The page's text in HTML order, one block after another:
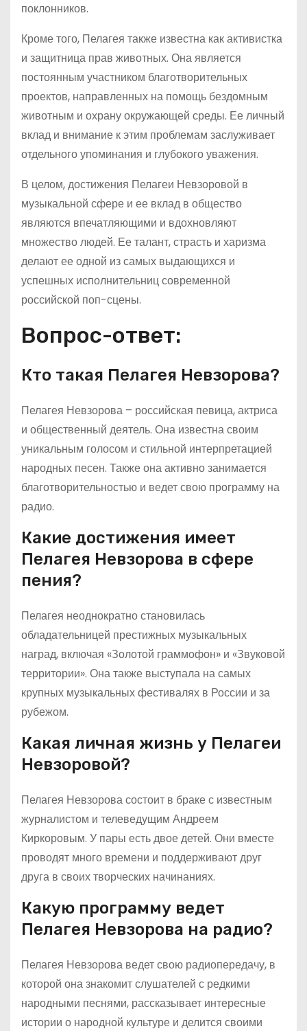
поклонников.
Кроме того, Пелагея также известна как активистка
и защитница прав животных. Она является
постоянным участником благотворительных
проектов, направленных на помощь бездомным
животным и охрану окружающей среды. Ее личный
вклад и внимание к этим проблемам заслуживает
отдельного упоминания и глубокого уважения.
В целом, достижения Пелагеи Невзоровой в
музыкальной сфере и ее вклад в общество
являются впечатляющими и вдохновляют
множество людей. Ее талант, страсть и харизма
делают ее одной из самых выдающихся и
успешных исполнительниц современной
российской поп-сцены.
Вопрос-ответ:
Кто такая Пелагея Невзорова?
Пелагея Невзорова – российская певица, актриса
и общественный деятель. Она известна своим
уникальным голосом и стильной интерпретацией
народных песен. Также она активно занимается
благотворительностью и ведет свою программу на
радио.
Какие достижения имеет
Пелагея Невзорова в сфере
пения?
Пелагея неоднократно становилась
обладательницей престижных музыкальных
наград, включая «Золотой граммофон» и «Звуковой
территории». Она также выступала на самых
крупных музыкальных фестивалях в России и за
рубежом.
Какая личная жизнь у Пелагеи
Невзоровой?
Пелагея Невзорова состоит в браке с известным
журналистом и телеведущим Андреем
Киркоровым. У пары есть двое детей. Они вместе
проводят много времени и поддерживают друг
друга в своих творческих начинаниях.
Какую программу ведет
Пелагея Невзорова на радио?
Пелагея Невзорова ведет свою радиопередачу, в
которой она знакомит слушателей с редкими
народными песнями, рассказывает интересные
истории о народной культуре и делится своими